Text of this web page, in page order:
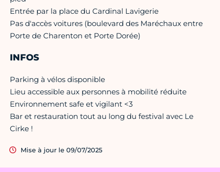
Entrée par la place du Cardinal Lavigerie
Pas d'accès voitures (boulevard des Maréchaux entre
Porte de Charenton et Porte Dorée)
INFOS
Parking à vélos disponible
Lieu accessible aux personnes à mobilité réduite
Environnement safe et vigilant <3
Bar et restauration tout au long du festival avec Le
Cirke !
Mise à jour le 09/07/2025